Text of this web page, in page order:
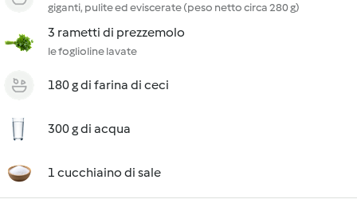
giganti, pulite ed eviscerate (peso netto circa 280 g)
3 rametti di prezzemolo
le foglioline lavate
180 g di farina di ceci
300 g di acqua
1 cucchiaino di sale